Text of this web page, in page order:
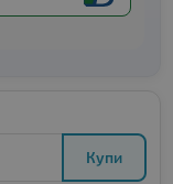
Купи